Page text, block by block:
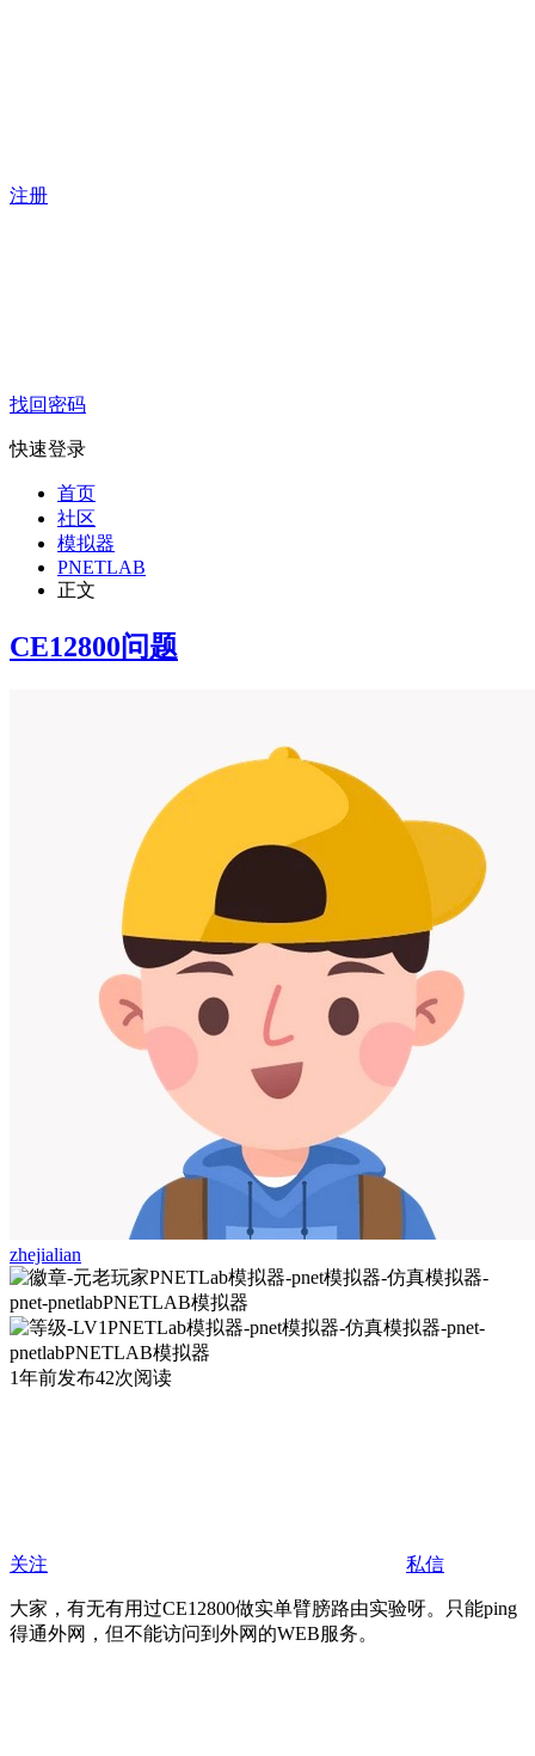
注册
找回密码
快速登录
首页
社区
模拟器
PNETLAB
正文
CE12800问题
zhejialian
1年前发布42次阅读
关注 私信
大家，有无有用过CE12800做实单臂膀路由实验呀。只能ping
得通外网，但不能访问到外网的WEB服务。